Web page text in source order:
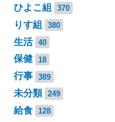
ひよこ組 370
りす組 380
生活 40
保健 18
行事 389
未分類 249
給食 128